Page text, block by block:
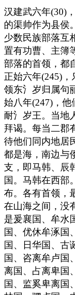
汉建武六年(30)
的渠帅作为县侯
少数民族部落互
置有功曹、主簿
部落的首领，都
正始六年(245)
领东氵岁归属句
始八年(247)，
耐氵岁王。当地
拜谒。每当二郡
待他们同内地居
都是海，南边与
支，即马韩、辰
国。马韩在西部
布。各有首领，
在山海之间，没
是爰襄国、牟水
国、优休牟涿国
国、日华国、古
国、咨离牟卢国
离国、占离卑国
国、监奚卑离国